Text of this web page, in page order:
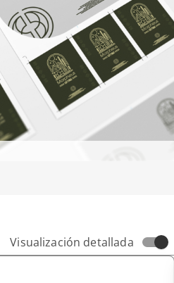
Visualización detallada